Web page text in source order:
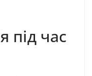
під час